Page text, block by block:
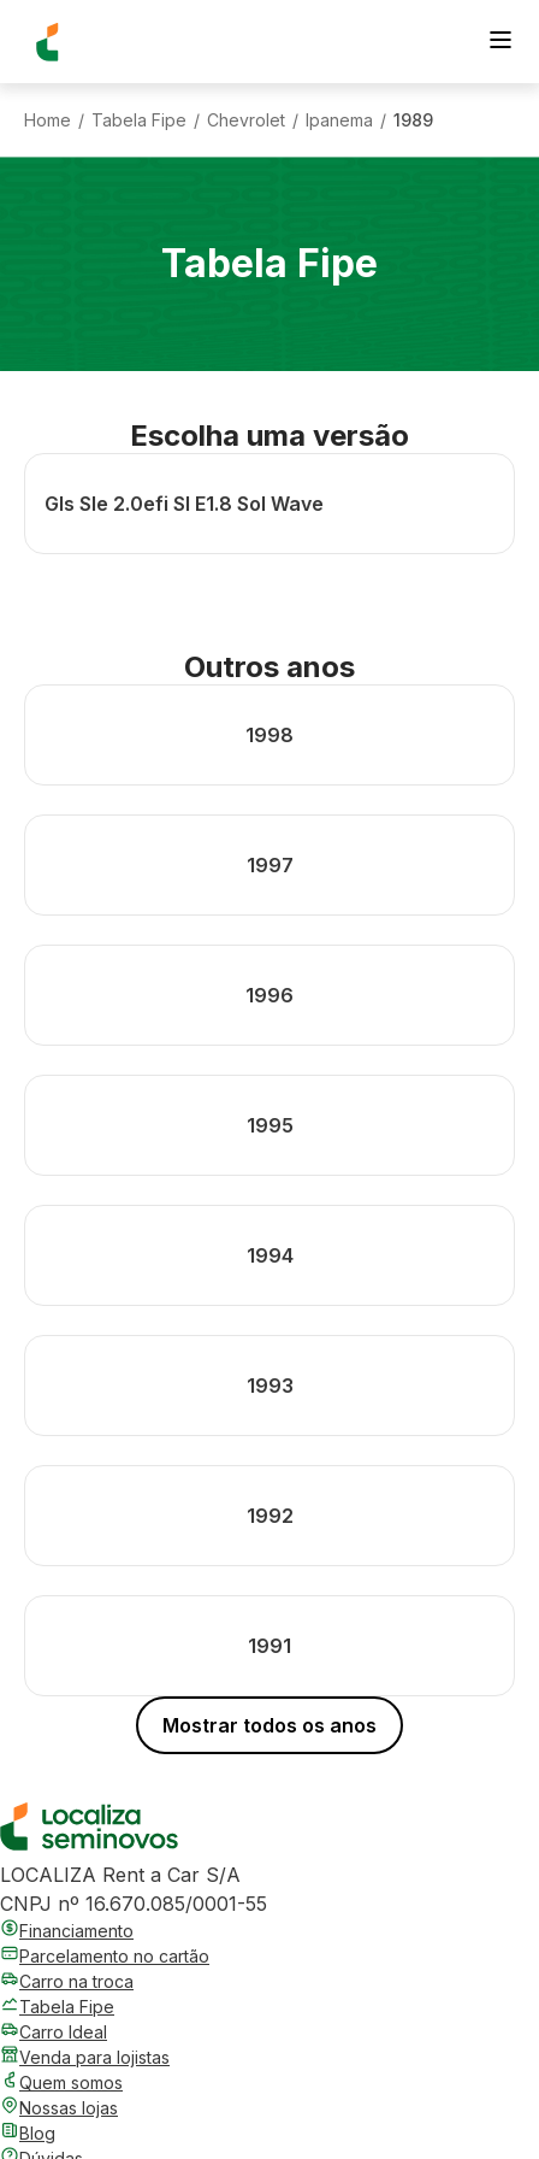
Home / Tabela Fipe / Chevrolet / Ipanema / 1989
Tabela Fipe
Escolha uma versão
Gls Sle 2.0efi Sl E1.8 Sol Wave
Outros anos
1998
1997
1996
1995
1994
1993
1992
1991
Mostrar todos os anos
LOCALIZA Rent a Car S/A
CNPJ nº 16.670.085/0001-55
Financiamento
Parcelamento no cartão
Carro na troca
Tabela Fipe
Carro Ideal
Venda para lojistas
Quem somos
Nossas lojas
Blog